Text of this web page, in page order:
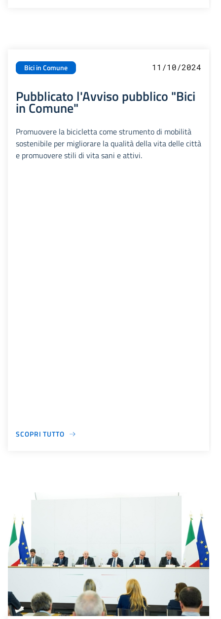
Bici in Comune 11/10/2024
Pubblicato l'Avviso pubblico "Bici
in Comune"
Promuovere la bicicletta come strumento di mobilità
sostenibile per migliorare la qualità della vita delle città
e promuovere stili di vita sani e attivi.
SCOPRI TUTTO